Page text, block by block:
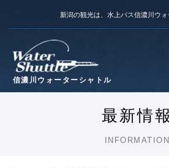
新潟の観光は、水上バス信濃川ウ
信濃川ウォーターシャトル
最新情報
INFORMATION